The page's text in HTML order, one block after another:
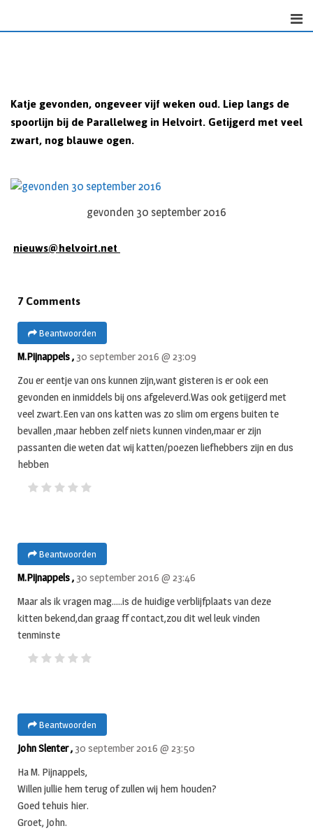
Katje gevonden, ongeveer vijf weken oud. Liep langs de
spoorlijn bij de Parallelweg in Helvoirt. Getijgerd met veel
zwart, nog blauwe ogen.
gevonden 30 september 2016
nieuws@helvoirt.net
7 Comments
Beantwoorden
M.Pijnappels , 30 september 2016 @ 23:09
Zou er eentje van ons kunnen zijn,want gisteren is er ook een
gevonden en inmiddels bij ons afgeleverd.Was ook getijgerd met
veel zwart.Een van ons katten was zo slim om ergens buiten te
bevallen ,maar hebben zelf niets kunnen vinden,maar er zijn
passanten die weten dat wij katten/poezen liefhebbers zijn en dus
hebben
Beantwoorden
M.Pijnappels , 30 september 2016 @ 23:46
Maar als ik vragen mag…..is de huidige verblijfplaats van deze
kitten bekend,dan graag ff contact,zou dit wel leuk vinden
tenminste
Beantwoorden
John Slenter , 30 september 2016 @ 23:50
Ha M. Pijnappels,
Willen jullie hem terug of zullen wij hem houden?
Goed tehuis hier.
Groet, John.